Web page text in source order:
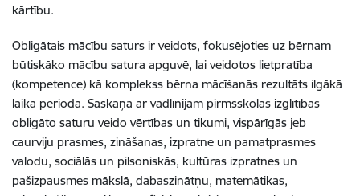
kārtību.
Obligātais mācību saturs ir veidots, fokusējoties uz bērnam
būtiskāko mācību satura apguvē, lai veidotos lietpratība
(kompetence) kā komplekss bērna mācīšanās rezultāts ilgākā
laika periodā. Saskaņa ar vadlīnijām pirmsskolas izglītības
obligāto saturu veido vērtības un tikumi, vispārīgās jeb
caurviju prasmes, zināšanas, izpratne un pamatprasmes
valodu, sociālās un pilsoniskās, kultūras izpratnes un
pašizpausmes mākslā, dabaszinātņu, matemātikas,